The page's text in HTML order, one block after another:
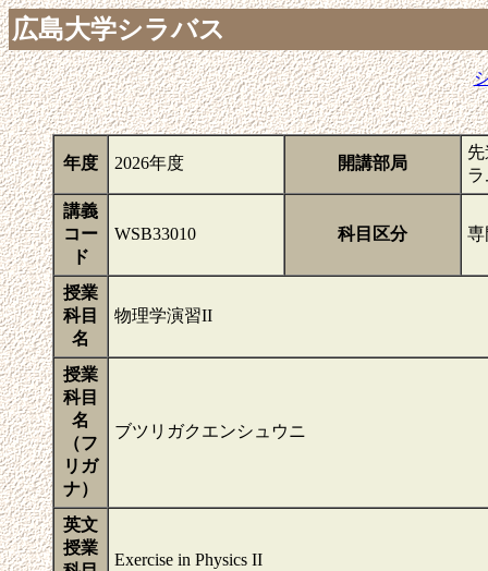
広島大学シラバス
年度 2026年度 開講部局
講義
コー
ド
WSB33010 科目区分 専
授業
科目
名
物理学演習II
授業
科目
名
（フ
リガ
ナ）
ブツリガクエンシュウニ
英文
授業
Exercise in Physics II